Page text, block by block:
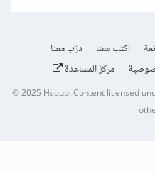
اكتب معنا
درّب معنا
مركز المساعدة
© 2025 Hsoub.Content licensed